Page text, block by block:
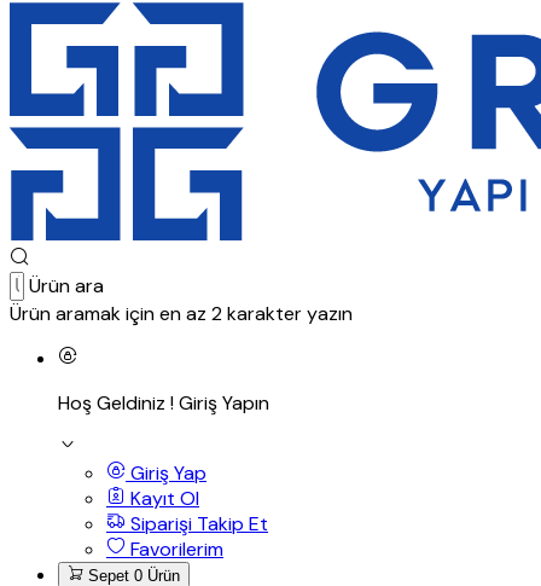
Ürün ara
Ürün aramak için en az 2 karakter yazın
Hoş Geldiniz !Giriş Yapın
Giriş Yap
Kayıt Ol
Siparişi Takip Et
Favorilerim
Sepet 0 Ürün